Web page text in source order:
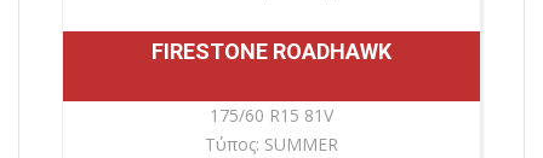
FIRESTONE ROADHAWK
175/60 R15 81V
Τύπος: SUMMER